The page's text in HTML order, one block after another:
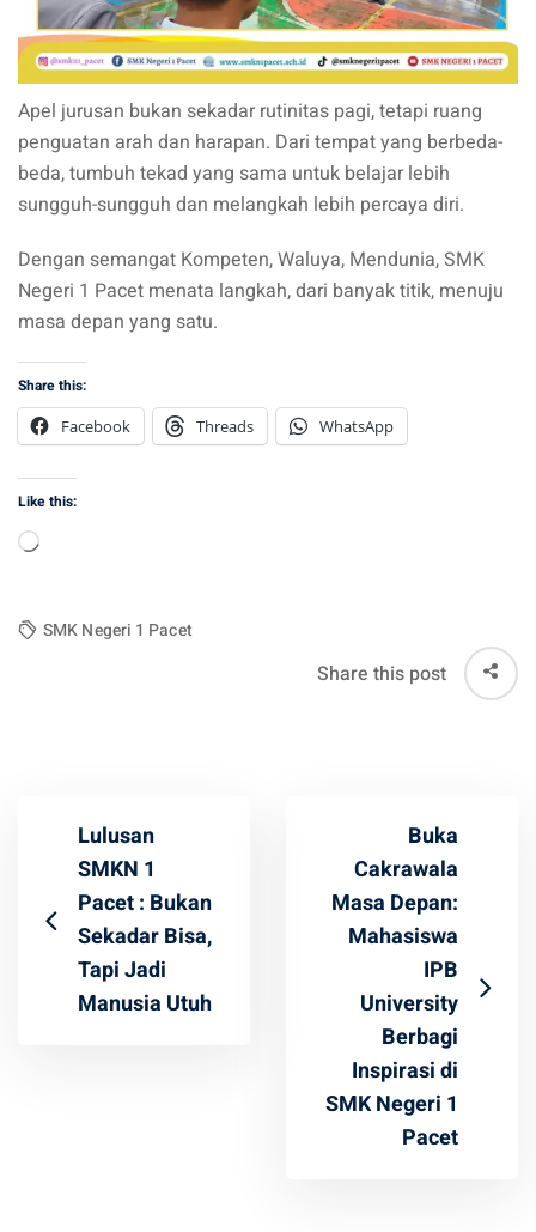
Apel jurusan bukan sekadar rutinitas pagi, tetapi ruang
penguatan arah dan harapan. Dari tempat yang berbeda-
beda, tumbuh tekad yang sama untuk belajar lebih
sungguh-sungguh dan melangkah lebih percaya diri.
Dengan semangat Kompeten, Waluya, Mendunia, SMK
Negeri 1 Pacet menata langkah, dari banyak titik, menuju
masa depan yang satu.
Share this:
Facebook
Threads WhatsApp
Like this:
Loading…
SMK Negeri 1 Pacet
Share this post
Lulusan
SMKN 1
Pacet : Bukan
Sekadar Bisa,
Tapi Jadi
Manusia Utuh
Buka
Cakrawala
Masa Depan:
Mahasiswa
IPB
University
Berbagi
Inspirasi di
SMK Negeri 1
Pacet